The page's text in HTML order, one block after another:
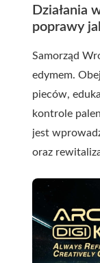
Działania
poprawy
Samorząd
edymem.
pieców,
kontrole
jest
oraz